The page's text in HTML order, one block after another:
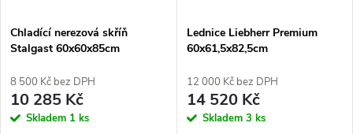
Chladící nerezová skříň
Stalgast 60x60x85cm
8 500 Kč bez DPH
10 285 Kč
Skladem 1 ks
Lednice Liebherr Premium
60x61,5x82,5cm
12 000 Kč bez DPH
14 520 Kč
Skladem 3 ks